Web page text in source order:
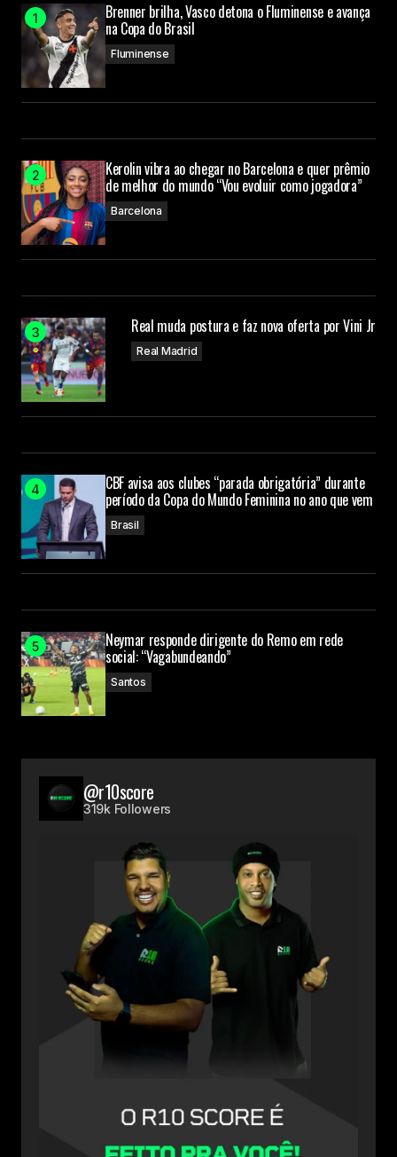
Brenner brilha, Vasco detona o Fluminense e avança
na Copa do Brasil
Fluminense
Kerolin vibra ao chegar no Barcelona e quer prêmio
de melhor do mundo “Vou evoluir como jogadora”
Barcelona
Real muda postura e faz nova oferta por Vini Jr
Real Madrid
CBF avisa aos clubes “parada obrigatória” durante
período da Copa do Mundo Feminina no ano que vem
Brasil
Neymar responde dirigente do Remo em rede
social: “Vagabundeando”
Santos
@r10score
319k Followers